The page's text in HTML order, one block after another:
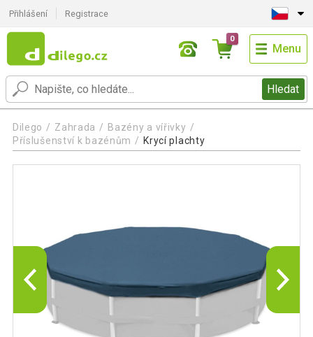
Přihlášení Registrace
Hledat
0
Menu
Dilego Zahrada
Bazény a vířivky
Příslušenství k bazénům
Krycí plachty